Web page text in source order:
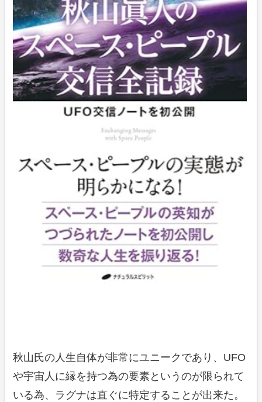
秋山氏の人生自体が非常にユニークであり、UFO
や宇宙人に縁を持つ為の要素というのが限られて
いる為、ラグナは直ぐに特定することが出来た。